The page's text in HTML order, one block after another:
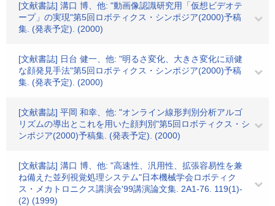
[文献書誌] 溝口 博、他: "動画像認識研究用「仮想ビデオテ
ープ」の実現"第5回ロボティクス・シンポジア(2000)予稿
集. (発表予定). (2000)
[文献書誌] 日台 健一、他: "明るさ変化、大きさ変化に頑健
な顔発見手法"第5回ロボティクス・シンポジア(2000)予稿
集. (発表予定). (2000)
[文献書誌] 平岡 和幸、他: "オンライン線形判別分析アルゴ
リズムの導出とこれを用いた顔判別"第5回ロボティクス・シ
ンポジア(2000)予稿集. (発表予定). (2000)
[文献書誌] 溝口 博、他: "高速性、汎用性、拡張容易性を兼
ね備えた並列視覚処理システム"日本機械学会ロボティク
ス・メカトロニクス講演会'99講演論文集. 2A1-76. 119(1)-
(2) (1999)